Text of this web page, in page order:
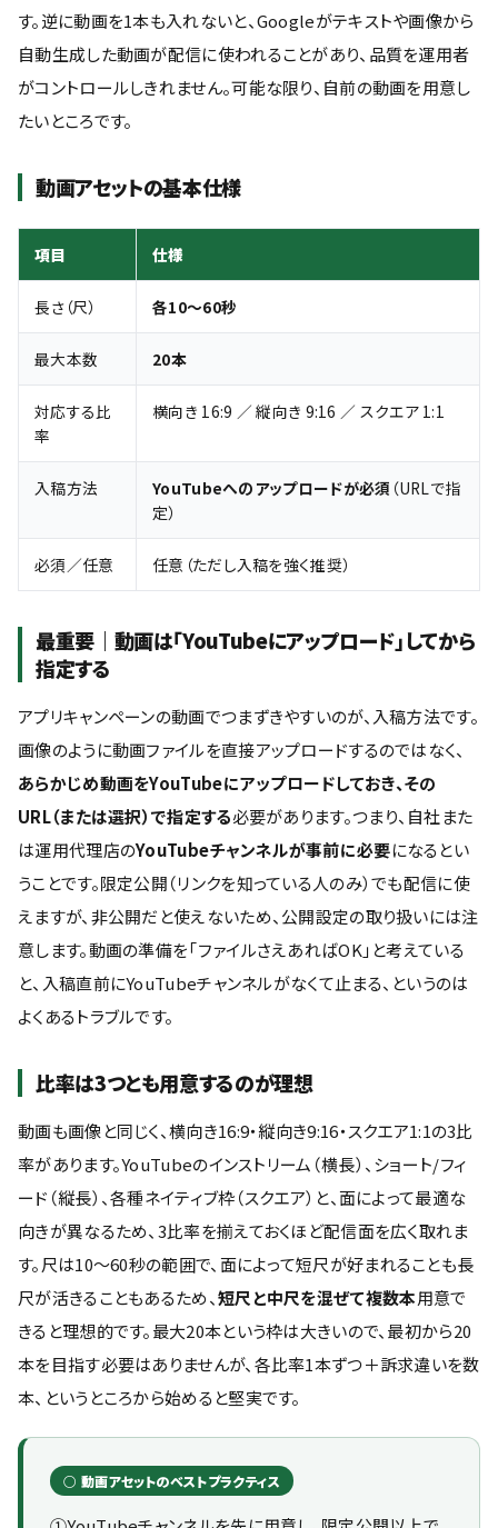
す。逆に動画を1本も入れないと、Googleがテキストや画像から
自動生成した動画が配信に使われることがあり、品質を運用者
がコントロールしきれません。可能な限り、自前の動画を用意し
たいところです。
動画アセットの基本仕様
項目 仕様
長さ（尺） 各10〜60秒
最大本数 20本
対応する比
率
横向き 16:9 ／ 縦向き 9:16 ／ スクエア 1:1
入稿方法 YouTubeへのアップロードが必須 （URLで指
定）
必須／任意 任意（ただし入稿を強く推奨）
最重要｜動画は「YouTubeにアップロード」してから
指定する
アプリキャンペーンの動画でつまずきやすいのが、入稿方法です。
画像のように動画ファイルを直接アップロードするのではなく、
あらかじめ動画をYouTubeにアップロードしておき、その
URL（または選択）で指定する必要があります。つまり、自社また
は運用代理店のYouTubeチャンネルが事前に必要になるとい
うことです。限定公開（リンクを知っている人のみ）でも配信に使
えますが、非公開だと使えないため、公開設定の取り扱いには注
意します。動画の準備を「ファイルさえあればOK」と考えている
と、入稿直前にYouTubeチャンネルがなくて止まる、というのは
よくあるトラブルです。
比率は3つとも用意するのが理想
動画も画像と同じく、横向き16:9・縦向き9:16・スクエア1:1の3比
率があります。YouTubeのインストリーム（横長）、ショート/フィ
ード（縦長）、各種ネイティブ枠（スクエア）と、面によって最適な
向きが異なるため、3比率を揃えておくほど配信面を広く取れま
す。尺は10〜60秒の範囲で、面によって短尺が好まれることも長
尺が活きることもあるため、短尺と中尺を混ぜて複数本用意で
きると理想的です。最大20本という枠は大きいので、最初から20
本を目指す必要はありませんが、各比率1本ずつ＋訴求違いを数
本、というところから始めると堅実です。
○ 動画アセットのベストプラクティス